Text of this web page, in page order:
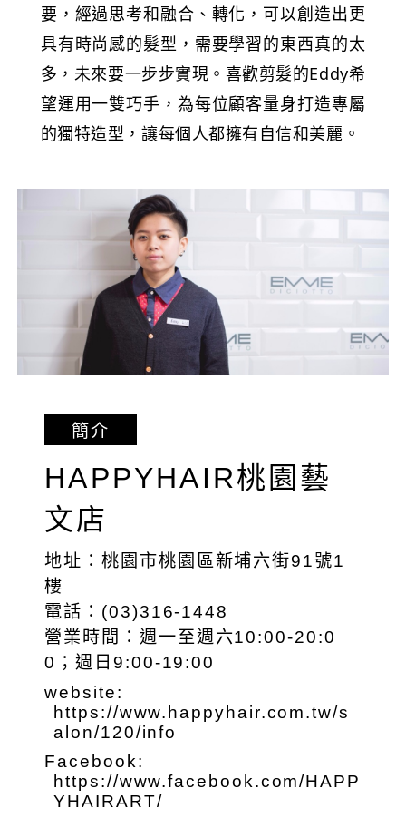
要，經過思考和融合、轉化，可以創造出更
具有時尚感的髮型，需要學習的東西真的太
多，未來要一步步實現。喜歡剪髮的Eddy希
望運用一雙巧手，為每位顧客量身打造專屬
的獨特造型，讓每個人都擁有自信和美麗。
簡介
HAPPYHAIR桃園藝
文店
地址：桃園市桃園區新埔六街91號1
樓
電話：(03)316-1448
營業時間：週一至週六10:00-20:0
0；週日9:00-19:00
website:
https://www.happyhair.com.tw/s
alon/120/info
Facebook:
https://www.facebook.com/HAPP
YHAIRART/